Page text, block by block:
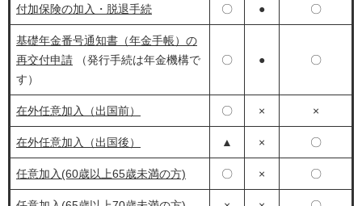
付加保険の加入・脱退手続 〇 ● 〇
基礎年金番号通知書（年金手帳）の
再交付申請 （発行手続は年金機構で
す）
〇 ● 〇
在外任意加入（出国前） 〇 × ×
在外任意加入（出国後） ▲ × 〇
任意加入(60歳以上65歳未満の方) 〇 × 〇